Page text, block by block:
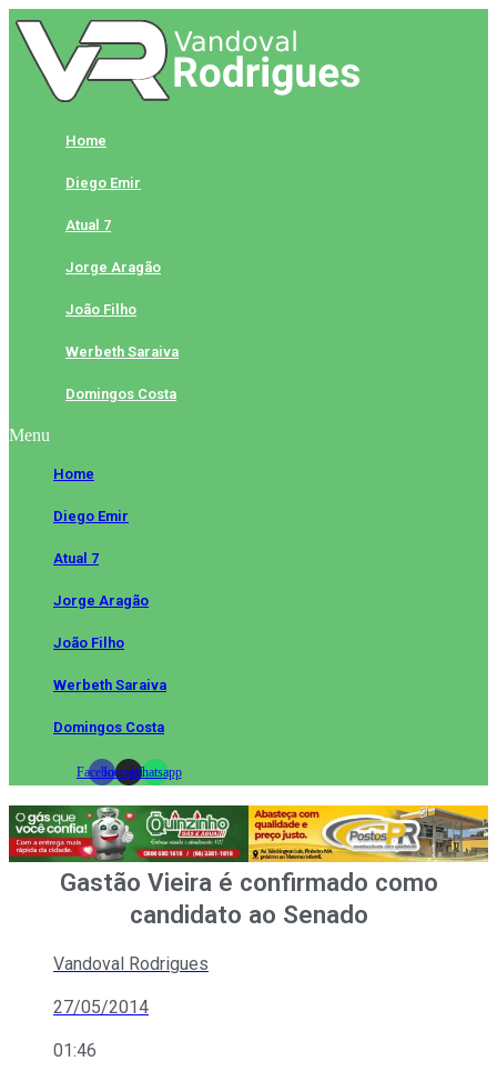
Skip
to
content
Home
Diego Emir
Atual 7
Jorge Aragão
João Filho
Werbeth Saraiva
Domingos Costa
Menu
Home
Diego Emir
Atual 7
Jorge Aragão
João Filho
Werbeth Saraiva
Domingos Costa
FacebookInstagramWhatsapp
Gastão Vieira é confirmado como
candidato ao Senado
Vandoval Rodrigues
27/05/2014
01:46